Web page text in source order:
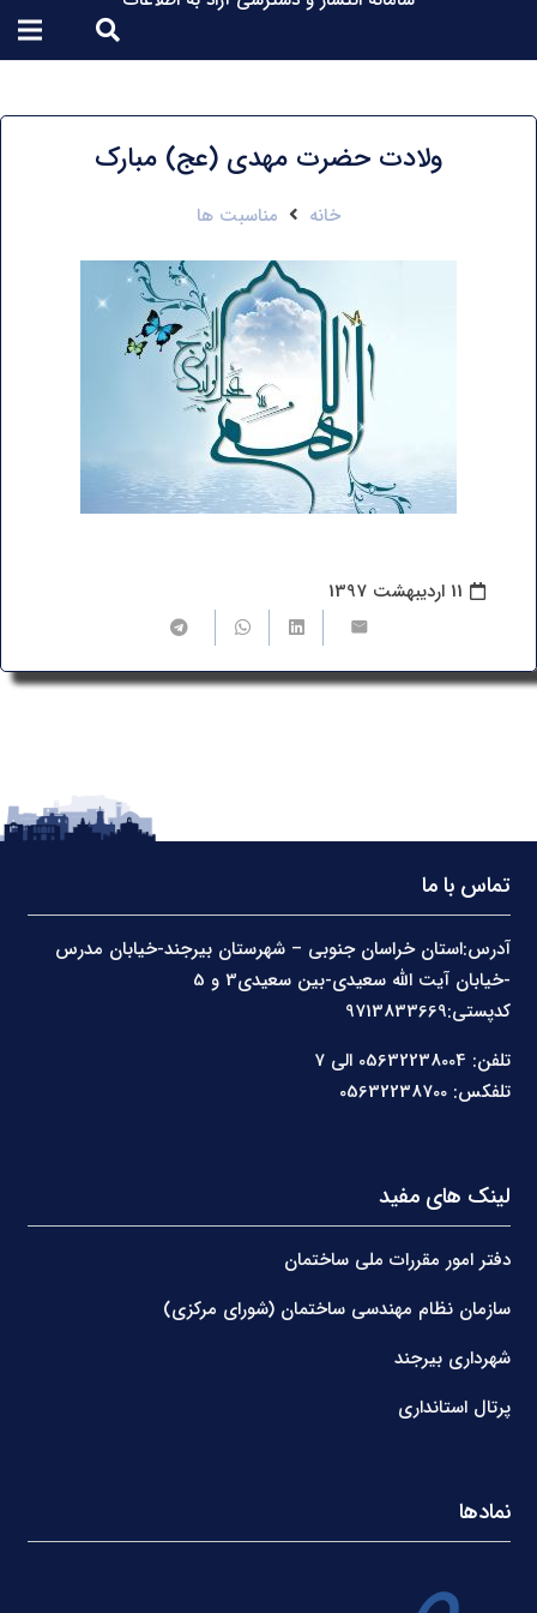
ولادت حضرت مهدی (عج) مبارک
خانه مناسبت ها
11 اردیبهشت 1397
تماس با ما
آدرس:استان خراسان جنوبی – شهرستان بیرجند-خیابان مدرس
کدپستی:9713833669
تلفن: 05632238004 الی 7
تلفکس: 05632238700
لینک های مفید
دفتر امور مقررات ملی ساختمان
سازمان نظام مهندسی ساختمان (شورای مرکزی)
شهرداری بیرجند
پرتال استانداری
نمادها